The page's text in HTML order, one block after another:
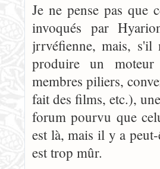
Je ne pense pas que
invoqués par
jrrvéfienne, mais, s'il
produire un
membres piliers,
fait des films, etc.),
forum pourvu que
est là, mais il y a
est trop mûr.